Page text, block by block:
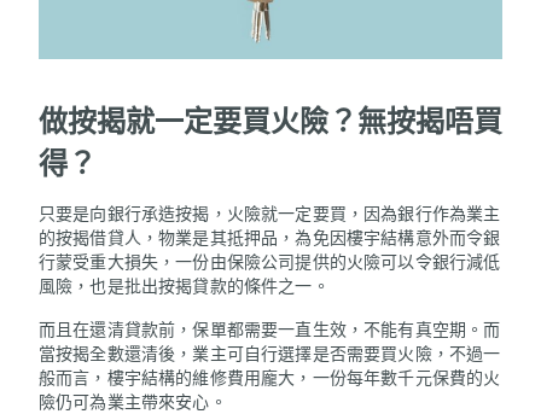
做按揭就一定要買火險？無按揭唔買
得？
只要是向銀行承造按揭，火險就一定要買，因為銀行作為業主
的按揭借貸人，物業是其抵押品，為免因樓宇結構意外而令銀
行蒙受重大損失，一份由保險公司提供的火險可以令銀行減低
風險，也是批出按揭貸款的條件之一。
而且在還清貸款前，保單都需要一直生效，不能有真空期。而
當按揭全數還清後，業主可自行選擇是否需要買火險，不過一
般而言，樓宇結構的維修費用龐大，一份每年數千元保費的火
險仍可為業主帶來安心。